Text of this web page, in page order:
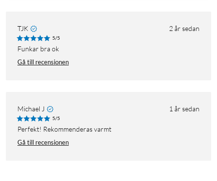
TJK 2 år sedan
5/5
Funkar bra ok
Gå till recensionen
Michael J 1 år sedan
5/5
Perfekt! Rekommenderas varmt
Gå till recensionen